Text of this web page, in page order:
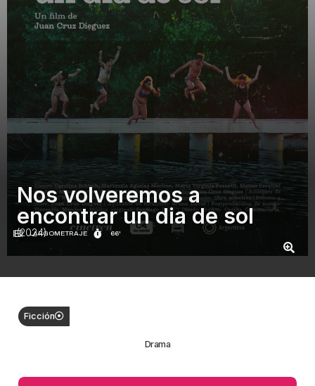
LARGOMETRAJE 66'
Nos volveremos a
encontrar un dia de sol
(2024)
Ficción
Drama